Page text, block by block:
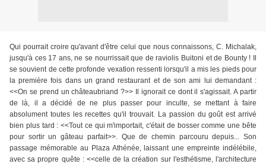
Qui pourrait croire qu'avant d'être celui que nous connaissons, C. Michalak,
jusqu'à ces 17 ans, ne se nourrissait que de raviolis Buitoni et de Bounty ! Il
se souvient de cette profonde vexation ressenti lorsqu'il a mis les pieds pour
la première fois dans un grand restaurant et de son ami lui demandant :
<<On se prend un châteaubriand ?>> Il ignorait ce dont il s'agissait. A partir
de là, il a décidé de ne plus passer pour inculte, se mettant à faire
absolument toutes les recettes qu'il trouvait. La passion du goût est arrivé
bien plus tard : <<Tout ce qui m'importait, c'était de bosser comme une bête
pour sortir un gâteau parfait>>. Que de chemin parcouru depuis... Son
passage mémorable au Plaza Athénée, laissant une empreinte indélébile,
avec sa propre quête : <<celle de la création sur l'esthétisme, l'architecture